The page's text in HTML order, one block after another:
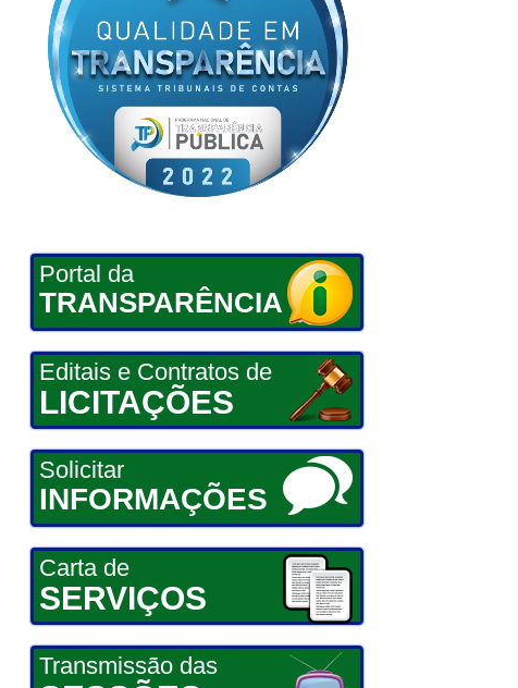
Portal da
TRANSPARÊNCIA
Editais e Contratos de
LICITAÇÕES
Solicitar
INFORMAÇÕES
Carta de
SERVIÇOS
Transmissão das